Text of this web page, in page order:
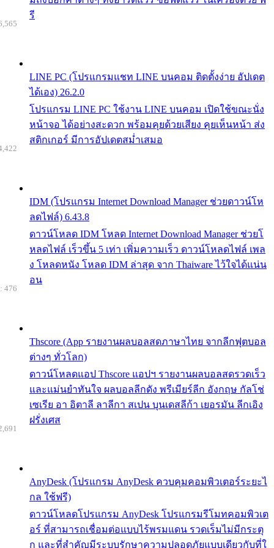
รี
LINE PC (โปรแกรมแชท LINE บนคอม ติดตั้งง่าย อัปเดต
ได้เอง) 26.2.0
โปรแกรม LINE PC ใช้งาน LINE บนคอม เปิดใช้ขณะนั่ง
หน้าจอ ได้อย่างสะดวก พร้อมคุยด้วยเสียง คุยเห็นหน้า ส่ง
สติกเกอร์ มีการอัปเดตสม่ำเสมอ
IDM (โปรแกรม Internet Download Manager ช่วยดาวน์โห
ลดไฟล์) 6.43.8
ดาวน์โหลด IDM โหลด Internet Download Manager ช่วยโ
หลดไฟล์ เร็วขึ้น 5 เท่า เพิ่มความเร็ว ดาวน์โหลดไฟล์ เพล
ง โหลดหนัง โหลด IDM ล่าสุด จาก Thaiware ไว้ใจได้แน่น
อน
Thscore (App รายงานผลบอลสดภาษาไทย จากลีกฟุตบอล
ต่างๆ ทั่วโลก)
ดาวน์โหลดแอป Thscore แอปฯ รายงานผลบอลสดรวดเร็ว
และแม่นยำทันใจ ผลบอลลีกดัง พรีเมียร์ลีก อังกฤษ กัลโช่
เซเรีย อา อิตาลี ลาลีกา สเปน บุนเดสลีก้า เยอรมัน ลีกเอิง
ฝรั่งเศส
476
AnyDesk (โปรแกรม AnyDesk ควบคุมคอมพิวเตอร์ระยะไ
กล ใช้ฟรี)
ดาวน์โหลดโปรแกรม AnyDesk โปรแกรมรีโมทคอมพิวเต
อร์ ที่สามารถเชื่อมต่อแบบไร้พรมแดน รวดเร็มไม่มีกระตุ
ก และที่สำคัญมีระบบรักษาความปลอดภัยแบบเดียวกับที่ใ